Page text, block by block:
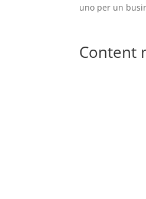
uno per un
Content